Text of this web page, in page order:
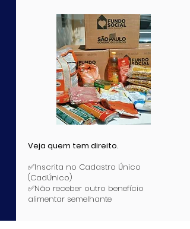
Veja quem tem direito.
✅Inscrita no Cadastro Único
(CadÚnico)
✅Não receber outro benefício
alimentar semelhante​​